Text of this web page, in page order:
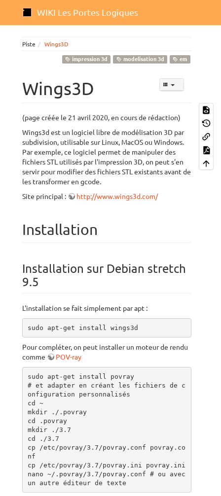
WIKI Les Portes Logiques
Piste Wings3D
impression 3d modelisation 3d em
Wings3D
(page créée le 21 avril 2020, en cours de rédaction)
Wings3d est un logiciel libre de modélisation 3D par
subdivision, utilisable sur Linux, MacOS ou Windows.
Par exemple, ce logiciel permet de manipuler des
fichiers STL utilisés par l'impression 3D, on peut s'en
servir pour modifier des fichiers STL existants avant de
les transformer en gcode.
Site principal :
http://www.wings3d.com/
Installation
Installation sur Debian stretch
9.5
L'installation se fait simplement par apt :
sudo apt-get install wings3d
Pour compléter, on peut installer un moteur de rendu
comme
POV-ray
sudo apt-get install povray
# et adapter en créant les fichiers de c
onfiguration personnalisés
cd ~
mkdir ./.povray
cd .povray
mkdir ./3.7
cd ./3.7
cp /etc/povray/3.7/povray.conf povray.co
nf
cp /etc/povray/3.7/povray.ini povray.ini
nano ~/.povray/3.7/povray.conf # ou avec
un autre éditeur de texte